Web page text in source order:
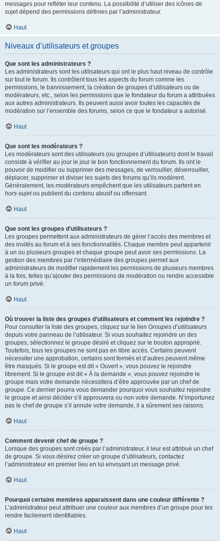
messages pour refléter leur contenu. La possibilité d’utiliser des icônes de
sujet dépend des permissions définies par l’administrateur.
Haut
Niveaux d’utilisateurs et groupes
Que sont les administrateurs ?
Les administrateurs sont les utilisateurs qui ont le plus haut niveau de contrôle
sur tout le forum. Ils contrôlent tous les aspects du forum comme les
permissions, le bannissement, la création de groupes d’utilisateurs ou de
modérateurs, etc., selon les permissions que le fondateur du forum a attribuées
aux autres administrateurs. Ils peuvent aussi avoir toutes les capacités de
modération sur l’ensemble des forums, selon ce que le fondateur a autorisé.
Haut
Que sont les modérateurs ?
Les modérateurs sont des utilisateurs (ou groupes d’utilisateurs) dont le travail
consiste à vérifier au jour le jour le bon fonctionnement du forum. Ils ont le
pouvoir de modifier ou supprimer des messages, de verrouiller, déverrouiller,
déplacer, supprimer et diviser les sujets des forums qu’ils modèrent.
Généralement, les modérateurs empêchent que les utilisateurs partent en
hors-sujetou publient du contenu abusif ou offensant.
Haut
Que sont les groupes d’utilisateurs ?
Les groupes permettent aux administrateurs de gérer l’accès des membres et
des invités au forum et à ses fonctionnalités. Chaque membre peut appartenir
à un ou plusieurs groupes et chaque groupe peut avoir ses permissions. La
gestion des membres par l’intermédiaire des groupes permet aux
administrateurs de modifier rapidement les permissions de plusieurs membres
à la fois, telles qu’ajouter des permissions de modération ou rendre accessible
un forum privé.
Haut
Où trouver la liste des groupes d’utilisateurs et comment les rejoindre ?
Pour consulter la liste des groupes, cliquez sur le lien Groupes d’utilisateurs
depuis votre panneau de l’utilisateur. Si vous souhaitez rejoindre un des
groupes, sélectionnez le groupe désiré et cliquez sur le bouton approprié.
Toutefois, tous les groupes ne sont pas en libre accès. Certains peuvent
nécessiter une approbation, certains sont fermés et d’autres peuvent même
être masqués. Si le groupe est dit « Ouvert », vous pouvez le rejoindre
librement. Si le groupe est dit « À la demande », vous pouvez rejoindre le
groupe mais votre demande nécessitera d’être approuvée par un chef de
groupe. Ce dernier pourra vous demander pourquoi vous souhaitez rejoindre
le groupe et ainsi décider s’il approuvera ou non votre demande. N’importunez
pas le chef de groupe s’il annule votre demande, il a sûrement ses raisons.
Haut
Comment devenir chef de groupe ?
Lorsque des groupes sont créés par l’administrateur, il leur est attribué un chef
de groupe. Si vous désirez créer un groupe d’utilisateurs, contactez
l’administrateur en premier lieu en lui envoyant un message privé.
Haut
Pourquoi certains membres apparaissent dans une couleur différente ?
L’administrateur peut attribuer une couleur aux membres d’un groupe pour les
rendre facilement identifiables.
Haut